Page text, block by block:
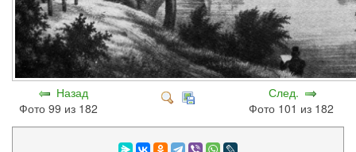
Назад
Фото 99 из 182
След.
Фото 101 из 182